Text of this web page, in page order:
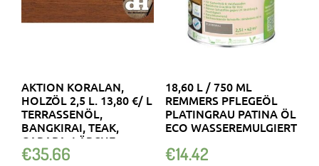
AKTION KORALAN,
HOLZÖL 2,5 L. 13,80 €/ L
TERRASSENÖL,
BANGKIRAI, TEAK,
GARAPA, LÄRCHE
€35.66
18,60 L / 750 ML
REMMERS PFLEGEÖL
PLATINGRAU PATINA ÖL
ECO WASSEREMULGIERT
€14.42